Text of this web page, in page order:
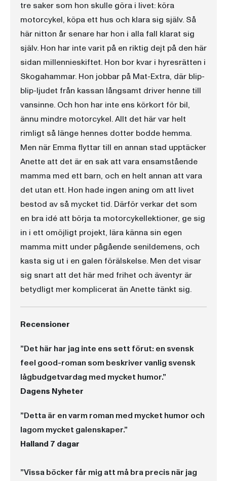
tre saker som hon skulle göra i livet: köra
motorcykel, köpa ett hus och klara sig själv. Så
här nitton år senare har hon i alla fall klarat sig
själv. Hon har inte varit på en riktig dejt på den här
sidan millennieskiftet. Hon bor kvar i hyresrätten i
Skogahammar. Hon jobbar på Mat-Extra, där blip-
blip-ljudet från kassan långsamt driver henne till
vansinne. Och hon har inte ens körkort för bil,
ännu mindre motorcykel. Allt det här var helt
rimligt så länge hennes dotter bodde hemma.
Men när Emma flyttar till en annan stad upptäcker
Anette att det är en sak att vara ensamstående
mamma med ett barn, och en helt annan att vara
det utan ett. Hon hade ingen aning om att livet
bestod av så mycket tid. Därför verkar det som
en bra idé att börja ta motorcykellektioner, ge sig
in i ett omöjligt projekt, lära känna sin egen
mamma mitt under pågående senildemens, och
kasta sig ut i en galen förälskelse. Men det visar
sig snart att det här med frihet och äventyr är
betydligt mer komplicerat än Anette tänkt sig.
Recensioner
”Det här har jag inte ens sett förut: en svensk
feel good-roman som beskriver vanlig svensk
lågbudgetvardag med mycket humor.”
Dagens Nyheter
”Detta är en varm roman med mycket humor och
lagom mycket galenskaper.”
Halland 7 dagar
”Vissa böcker får mig att må bra precis när jag